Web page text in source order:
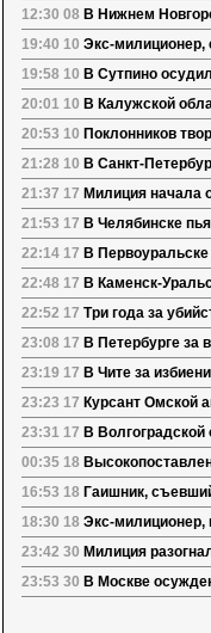
12:30 08 В Нижнем
19:40 10 Экс-милиционер,
19:58 10 В Сутпино
20:01 10 В Калужской
20:53 10 Поклонников
21:28 10 В Санкт-
21:37 17 Милиция начала
21:53 17 В Челябинске
22:14 17 В
22:48 17 В Каменск-
22:52 17 Три года за
23:08 17 В Петербурге за
23:19 17 В Чите за
23:23 17 Курсант Омской
23:31 17 В
00:35 18
16:53 18 Гаишник,
18:30 18 Экс-милиционер,
23:42 30 Милиция
23:53 30 В Москве